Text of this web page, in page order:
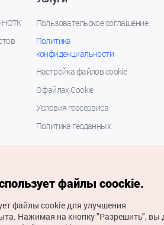
НОТК
Пользовательское соглашение
Политика
конфиденциальности
Настройка файлов cookie
О файлах Cookie
Условия геосервиса
Политика геоданных
файлы coockie.
файлы cookie для улучшения
Нажимая на кнопку "Разрешить", вы